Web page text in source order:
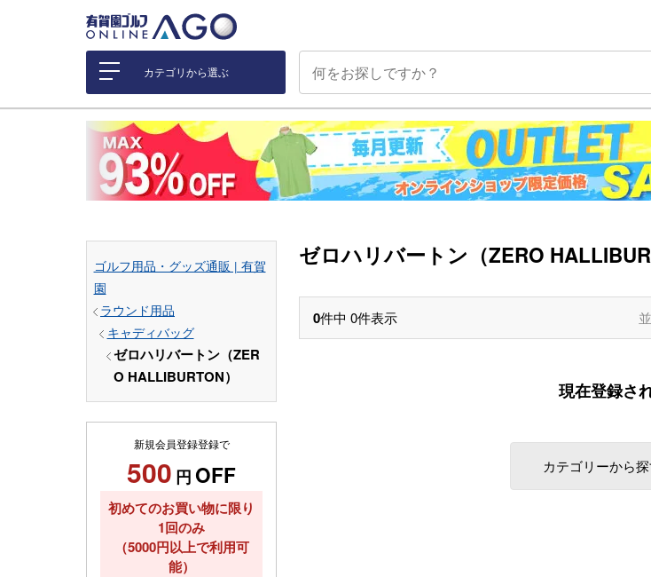
カテゴリから選ぶ
ゴルフ用品・グッズ通販 | 有賀
園
ラウンド用品
キャディバッグ
ゼロハリバートン（ZER
O HALLIBURTON）
新規会員登録登録で
500 円 OFF
初めてのお買い物に限り
1回のみ
（5000円以上で利用可
能）
ゼロハリバートン（ZERO
0件中 0件表示
現在登録さ
カテゴリーから